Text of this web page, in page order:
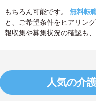
もちろん可能です。 無料転
と、ご希望条件をヒアリン
報収集や募集状況の確認も
人気の介